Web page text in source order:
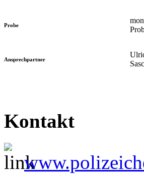
Probe
Ansprechpartner
Kontakt